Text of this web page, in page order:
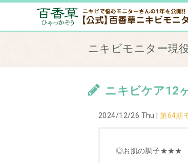
ニキビモニター現
ニキビケア12
2024/12/26 Thu |第64期
◎お肌の調子★★★